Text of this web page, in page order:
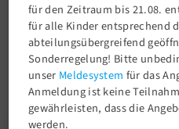
für den Zeitraum bis 21.08.
für alle Kinder entsprechend
abteilungsübergreifend
Sonderregelung! Bitte
unser Meldesystem für das
Anmeldung ist keine
gewährleisten, dass die
werden.